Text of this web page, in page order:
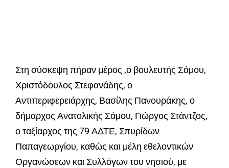
Στη σύσκεψη πήραν μέρος ,ο βουλευτής Σάμου,
Χριστόδουλος Στεφανάδης, ο
Αντιπεριφερειάρχης, Βασίλης Πανουράκης, ο
δήμαρχος Ανατολικής Σάμου, Γιώργος Στάντζος,
ο ταξίαρχος της 79 ΑΔΤΕ, Σπυρίδων
Παπαγεωργίου, καθώς και μέλη εθελοντικών
Οργανώσεων και Συλλόγων του νησιού, με